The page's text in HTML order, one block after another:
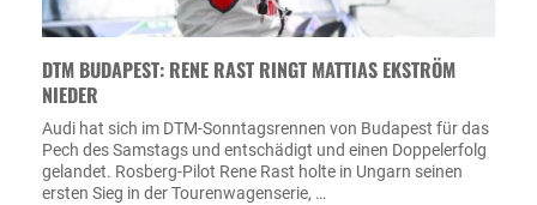
DTM BUDAPEST: RENE RAST RINGT MATTIAS EKSTRÖM
NIEDER
Audi hat sich im DTM-Sonntagsrennen von Budapest für das
Pech des Samstags und entschädigt und einen Doppelerfolg
gelandet. Rosberg-Pilot Rene Rast holte in Ungarn seinen
ersten Sieg in der Tourenwagenserie, …